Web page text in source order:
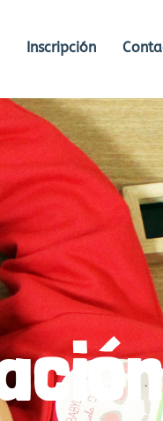
Inscripción